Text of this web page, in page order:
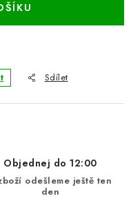
Sdílet
Objednej do 12:00
odešleme ještě ten
den